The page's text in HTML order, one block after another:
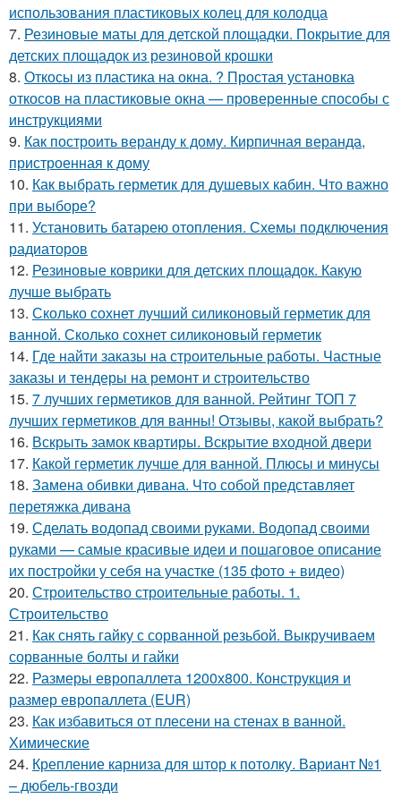
использования пластиковых колец для колодца
7. Резиновые маты для детской площадки. Покрытие для
детских площадок из резиновой крошки
8. Откосы из пластика на окна. ? Простая установка
откосов на пластиковые окна — проверенные способы с
инструкциями
9. Как построить веранду к дому. Кирпичная веранда,
пристроенная к дому
10. Как выбрать герметик для душевых кабин. Что важно
при выборе?
11. Установить батарею отопления. Схемы подключения
радиаторов
12. Резиновые коврики для детских площадок. Какую
лучше выбрать
13. Сколько сохнет лучший силиконовый герметик для
ванной. Сколько сохнет силиконовый герметик
14. Где найти заказы на строительные работы. Частные
заказы и тендеры на ремонт и строительство
15. 7 лучших герметиков для ванной. Рейтинг ТОП 7
лучших герметиков для ванны! Отзывы, какой выбрать?
16. Вскрыть замок квартиры. Вскрытие входной двери
17. Какой герметик лучше для ванной. Плюсы и минусы
18. Замена обивки дивана. Что собой представляет
перетяжка дивана
19. Сделать водопад своими руками. Водопад своими
руками — самые красивые идеи и пошаговое описание
их постройки у себя на участке (135 фото + видео)
20. Строительство строительные работы. 1.
Строительство
21. Как снять гайку с сорванной резьбой. Выкручиваем
сорванные болты и гайки
22. Размеры европаллета 1200х800. Конструкция и
размер европаллета (EUR)
23. Как избавиться от плесени на стенах в ванной.
Химические
24. Крепление карниза для штор к потолку. Вариант №1
– дюбель-гвозди